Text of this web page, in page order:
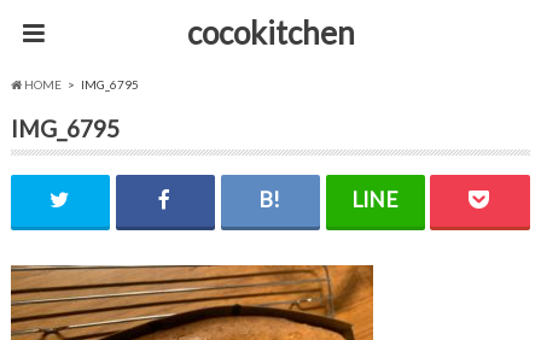
cocokitchen
HOME IMG_6795
IMG_6795